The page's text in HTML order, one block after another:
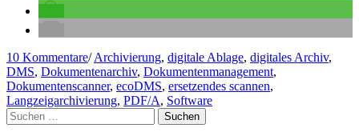
10 Kommentarezu
Bye
bye
Papierchaos
willkommen
/ Archivierung, digitale Ablage, digitales Archiv,
DMS, Dokumentenarchiv, Dokumentenmanagement,
Dokumentenscanner, ecoDMS, ersetzendes scannen,
Langzeigarchivierung, PDF/A, Software
Suchen
nach: